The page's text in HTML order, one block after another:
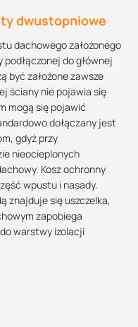
dwustopniowe
dachowego założonego
do głównej
być założone zawsze
ściany nie pojawia się
mogą się pojawić
dołączany jest
gdyż przy
nieocieplonych
Kosz ochronny
wpustu i nasady.
znajduje się uszczelka,
zapobiega
warstwy izolacji